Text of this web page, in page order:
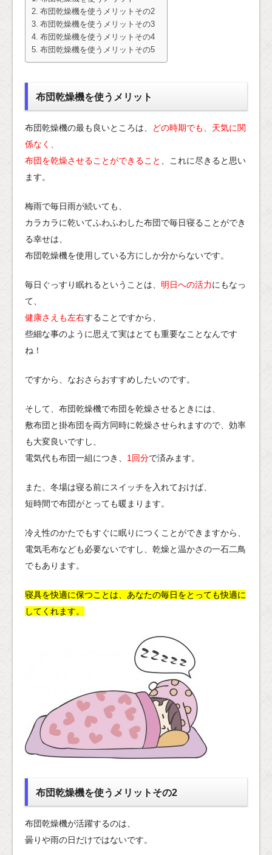
布団乾燥機を使うメリットその2
布団乾燥機を使うメリットその3
布団乾燥機を使うメリットその4
布団乾燥機を使うメリットその5
布団乾燥機を使うメリット
布団乾燥機の最も良いところは、
どの時期でも、天気に関
係なく、
布団を乾燥させることができること
、これに尽きると思い
ます。
梅雨で毎日雨が続いても、
カラカラに乾いてふわふわした布団で毎日寝ることができ
る幸せは、
布団乾燥機を使用している方にしか分からないです。
毎日ぐっすり眠れるということは、 明日への活力にもなっ
て、
健康さえも左右することですから、
些細な事のように思えて実はとても重要なことなんです
ね！
ですから、なおさらおすすめしたいのです。
そして、布団乾燥機で布団を乾燥させるときには、
敷布団と掛布団を両方同時に乾燥させられますので、効率
も大変良いですし、
電気代も布団一組につき、 1回分で済みます。
また、冬場は寝る前にスイッチを入れておけば、
短時間で布団がとっても暖まります。
冷え性のかたでもすぐに眠りにつくことができますから、
電気毛布なども必要ないですし、乾燥と温かさの一石二鳥
でもあります。
寝具を快適に保つことは、あなたの毎日をとっても快適に
してくれます。
布団乾燥機を使うメリットその2
布団乾燥機が活躍するのは、
曇りや雨の日だけではないです。